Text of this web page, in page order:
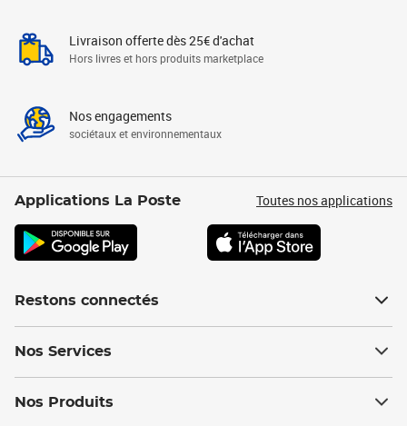
Livraison offerte dès 25€ d'achat
Hors livres et hors produits marketplace
Nos engagements
sociétaux et environnementaux
Applications La Poste Toutes nos applications
Restons connectés
Nos Services
Nos Produits